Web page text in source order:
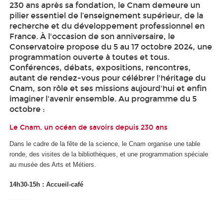
230 ans après sa fondation, le Cnam demeure un
pilier essentiel de l’enseignement supérieur, de la
recherche et du développement professionnel en
France. À l'occasion de son anniversaire, le
Conservatoire propose du 5 au 17 octobre 2024, une
programmation ouverte à toutes et tous.
Conférences, débats, expositions, rencontres,
autant de rendez-vous pour célébrer l'héritage du
Cnam, son rôle et ses missions aujourd'hui et enfin
imaginer l'avenir ensemble. Au programme du 5
octobre :
Le Cnam, un océan de savoirs depuis 230 ans
Dans le cadre de la fête de la science, le Cnam organise une table
ronde, des visites de la bibliothèques, et une programmation spéciale
au musée des Arts et Métiers.
14h30-15h : Accueil-café